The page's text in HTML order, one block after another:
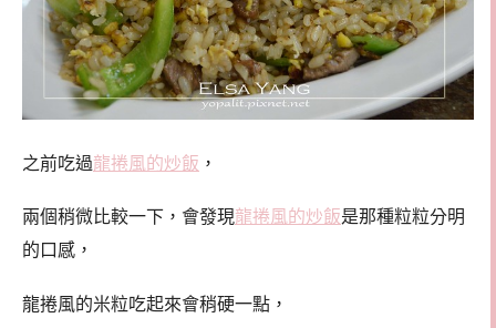
之前吃過龍捲風的炒飯 ，
兩個稍微比較一下，會發現龍捲風的炒飯是那種粒粒分明
的口感，
龍捲風的米粒吃起來會稍硬一點，